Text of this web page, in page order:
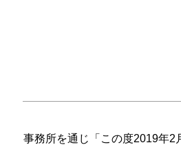
事務所を通じ「この度2019年2